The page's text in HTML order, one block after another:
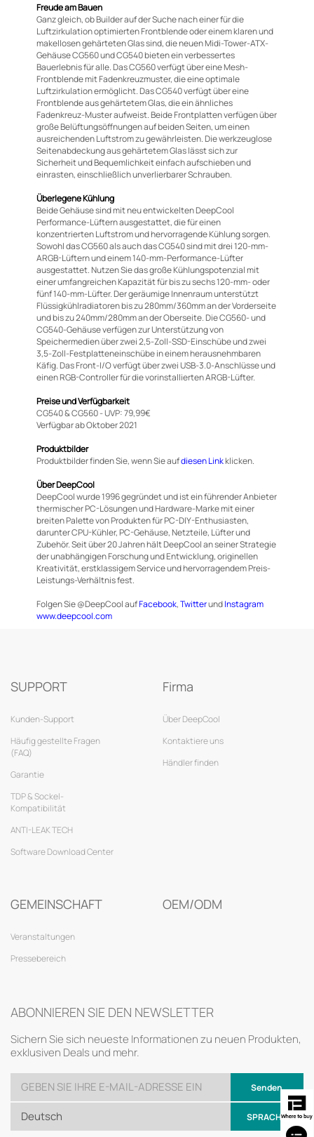
Freude am Bauen
Ganz gleich, ob Builder auf der Suche nach einer für die
Luftzirkulation optimierten Frontblende oder einem klaren und
makellosen gehärteten Glas sind, die neuen Midi-Tower-ATX-
Gehäuse CG560 und CG540 bieten ein verbessertes
Bauerlebnis für alle. Das CG560 verfügt über eine Mesh-
Frontblende mit Fadenkreuzmuster, die eine optimale
Luftzirkulation ermöglicht. Das CG540 verfügt über eine
Frontblende aus gehärtetem Glas, die ein ähnliches
Fadenkreuz-Muster aufweist. Beide Frontplatten verfügen über
große Belüftungsöffnungen auf beiden Seiten, um einen
ausreichenden Luftstrom zu gewährleisten. Die werkzeuglose
Seitenabdeckung aus gehärtetem Glas lässt sich zur
Sicherheit und Bequemlichkeit einfach aufschieben und
einrasten, einschließlich unverlierbarer Schrauben.
Überlegene Kühlung
Beide Gehäuse sind mit neu entwickelten DeepCool
Performance-Lüftern ausgestattet, die für einen
konzentrierten Luftstrom und hervorragende Kühlung sorgen.
Sowohl das CG560 als auch das CG540 sind mit drei 120-mm-
ARGB-Lüftern und einem 140-mm-Performance-Lüfter
ausgestattet. Nutzen Sie das große Kühlungspotenzial mit
einer umfangreichen Kapazität für bis zu sechs 120-mm- oder
fünf 140-mm-Lüfter. Der geräumige Innenraum unterstützt
Flüssigkühlradiatoren bis zu 280mm/360mm an der Vorderseite
und bis zu 240mm/280mm an der Oberseite. Die CG560- und
CG540-Gehäuse verfügen zur Unterstützung von
Speichermedien über zwei 2,5-Zoll-SSD-Einschübe und zwei
3,5-Zoll-Festplatteneinschübe in einem herausnehmbaren
Käfig. Das Front-I/O verfügt über zwei USB-3.0-Anschlüsse und
einen RGB-Controller für die vorinstallierten ARGB-Lüfter.
Preise und Verfügbarkeit
CG540 & CG560 - UVP: 79,99€
Verfügbar ab Oktober 2021
Produktbilder
Produktbilder finden Sie, wenn Sie aufdiesen Linkklicken.
Über DeepCool
DeepCool wurde 1996 gegründet und ist ein führender Anbieter
thermischer PC-Lösungen und Hardware-Marke mit einer
breiten Palette von Produkten für PC-DIY-Enthusiasten,
darunter CPU-Kühler, PC-Gehäuse, Netzteile, Lüfter und
Zubehör. Seit über 20 Jahren hält DeepCool an seiner Strategie
der unabhängigen Forschung und Entwicklung, originellen
Kreativität, erstklassigem Service und hervorragendem Preis-
Leistungs-Verhältnis fest.
Folgen Sie @DeepCool aufFacebook,TwitterundInstagram
www.deepcool.com
SUPPORT
Kunden-Support
Häufig gestellte Fragen
(FAQ)
Garantie
TDP & Sockel-
Kompatibilität
ANTI-LEAK TECH
Software Download Center
Firma
Über DeepCool
Kontaktiere uns
Händler finden
GEMEINSCHAFT
Veranstaltungen
Pressebereich
OEM/ODM
ABONNIEREN SIE DEN NEWSLETTER
Sichern Sie sich neueste Informationen zu neuen Produkten,
exklusiven Deals und mehr.
Senden
Deutsch SPRACHE